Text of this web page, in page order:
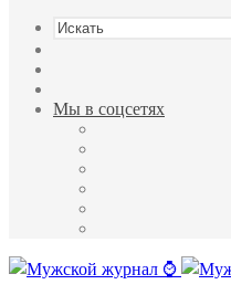
Мы в соцсетях
Меню